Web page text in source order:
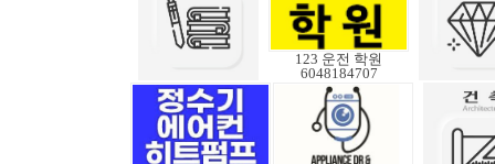
123 운전 학원
6048184707